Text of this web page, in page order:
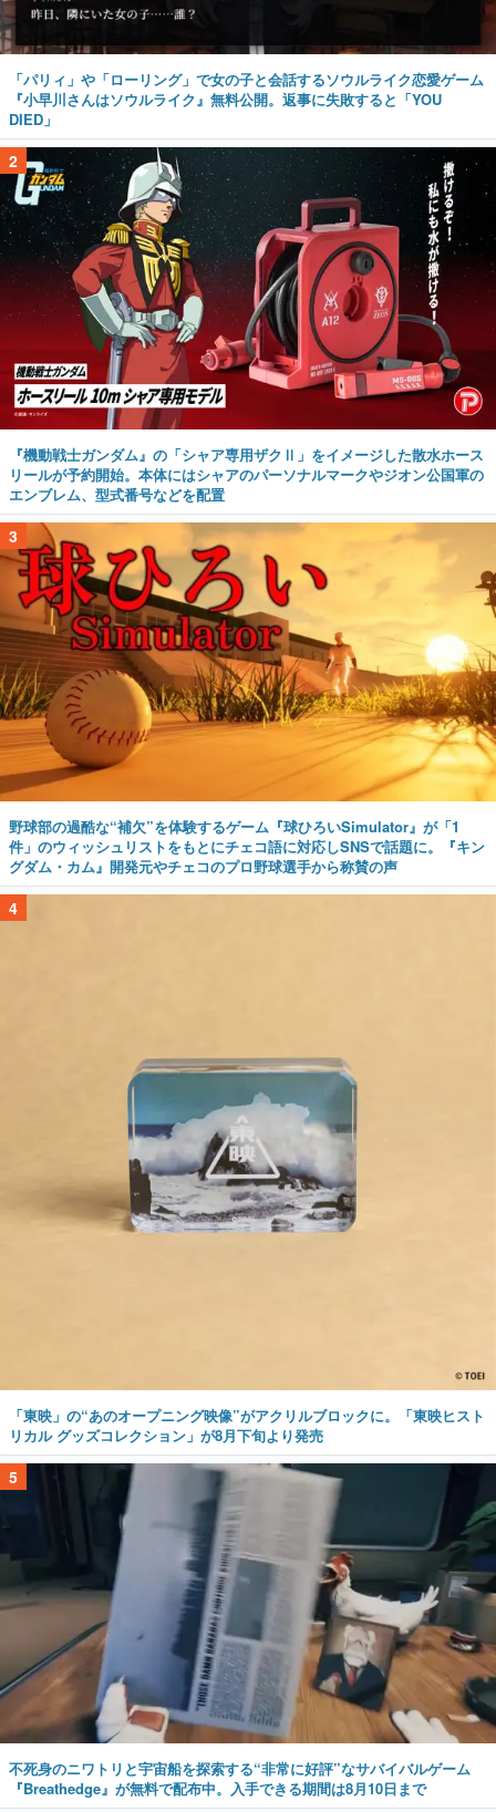
「パリィ」や「ローリング」で女の子と会話するソウルライク恋愛ゲーム
『小早川さんはソウルライク』無料公開。返事に失敗すると「YOU
DIED」
2
『機動戦士ガンダム』の「シャア専用ザクⅡ」をイメージした散水ホース
リールが予約開始。本体にはシャアのパーソナルマークやジオン公国軍の
エンブレム、型式番号などを配置
3
野球部の過酷な“補欠”を体験するゲーム『球ひろいSimulator』が「1
件」のウィッシュリストをもとにチェコ語に対応しSNSで話題に。『キン
グダム・カム』開発元やチェコのプロ野球選手から称賛の声
4
「東映」の“あのオープニング映像”がアクリルブロックに。「東映ヒスト
リカル グッズコレクション」が8月下旬より発売
5
不死身のニワトリと宇宙船を探索する“非常に好評”なサバイバルゲーム
『Breathedge』が無料で配布中。入手できる期間は8月10日まで